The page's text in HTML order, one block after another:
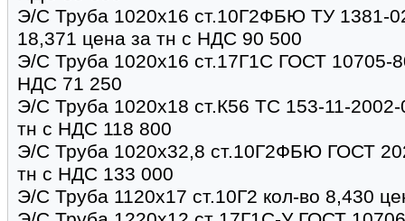
Э/С Труба 1020х16 ст.10Г2ФБЮ ТУ 1381-
18,371 цена за тн с НДС 90 500
Э/С Труба 1020х16 ст.17Г1С ГОСТ 10705-
НДС 71 250
Э/С Труба 1020х18 ст.К56 ТС 153-11-
тн с НДС 118 800
Э/С Труба 1020х32,8 ст.10Г2ФБЮ ГОСТ
тн с НДС 133 000
Э/С Труба 1120х17 ст.10Г2 кол-во 8,430